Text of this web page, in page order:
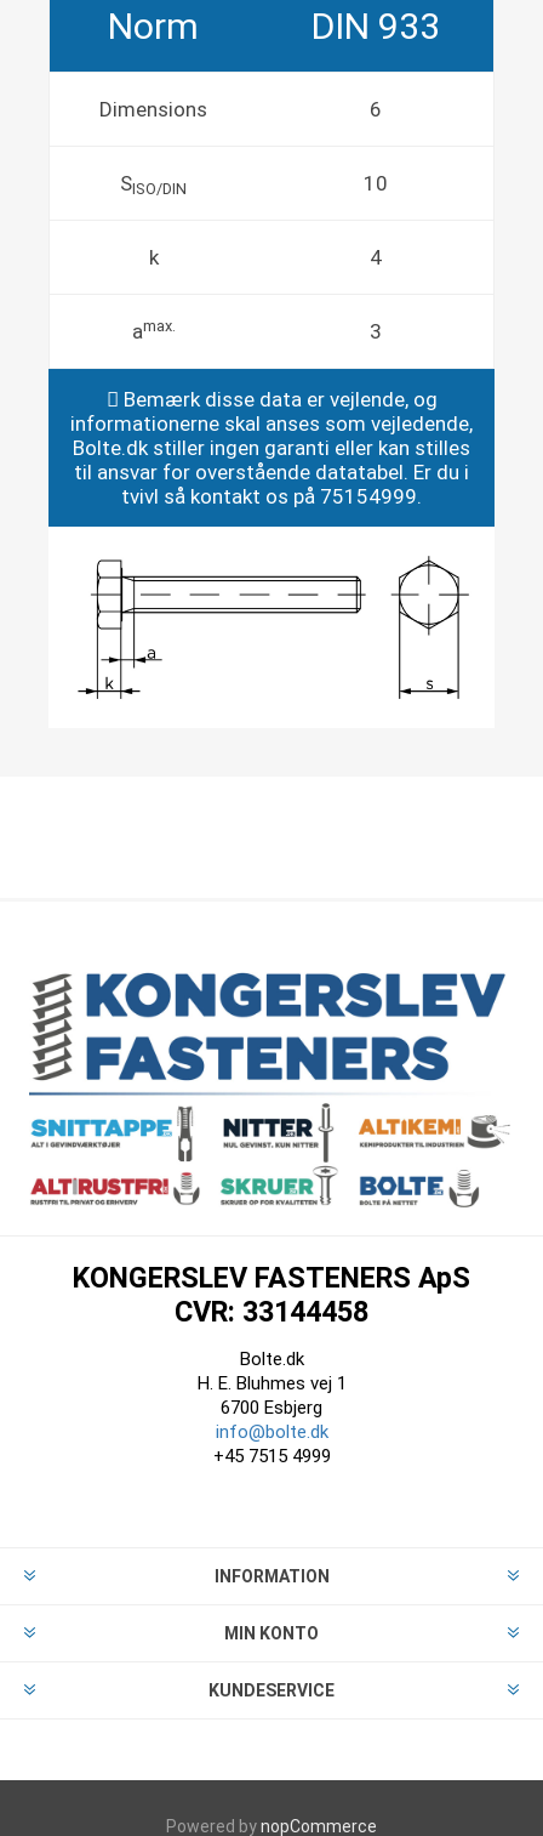
Norm DIN 933
Dimensions 6
SISO/DIN 10
k 4
amax. 3
Bemærk disse data er vejlende, og
informationerne skal anses som vejledende,
Bolte.dk stiller ingen garanti eller kan stilles
til ansvar for overstående datatabel. Er du i
tvivl så kontakt os på 75154999.
KONGERSLEV FASTENERS ApS
CVR: 33144458
Bolte.dk
H. E. Bluhmes vej 1
6700 Esbjerg
info@bolte.dk
+45 7515 4999
INFORMATION
MIN KONTO
KUNDESERVICE
Powered bynopCommerce